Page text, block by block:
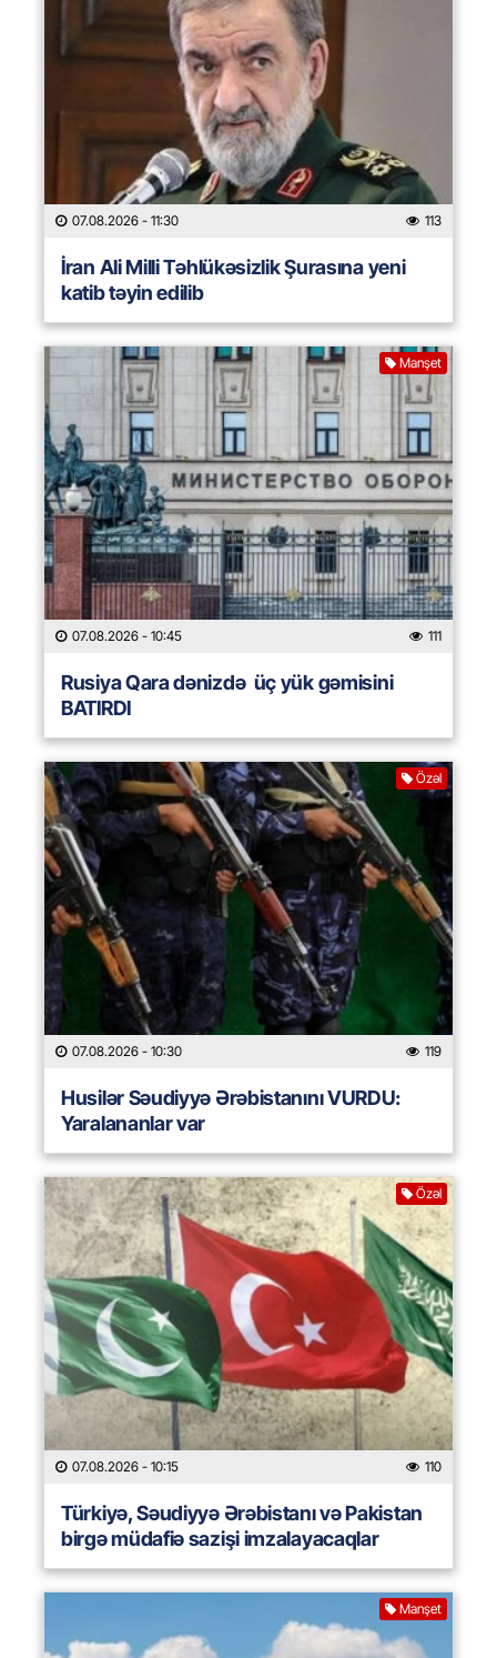
07.08.2026 - 11:30 113
İran Ali Milli Təhlükəsizlik Şurasına yeni
katib təyin edilib
Manşet
07.08.2026 - 10:45 111
Rusiya Qara dənizdə üç yük gəmisini
BATIRDI
Özəl
07.08.2026 - 10:30 119
Husilər Səudiyyə Ərəbistanını VURDU:
Yaralananlar var
Özəl
07.08.2026 - 10:15 110
Türkiyə, Səudiyyə Ərəbistanı və Pakistan
birgə müdafiə sazişi imzalayacaqlar
Manşet